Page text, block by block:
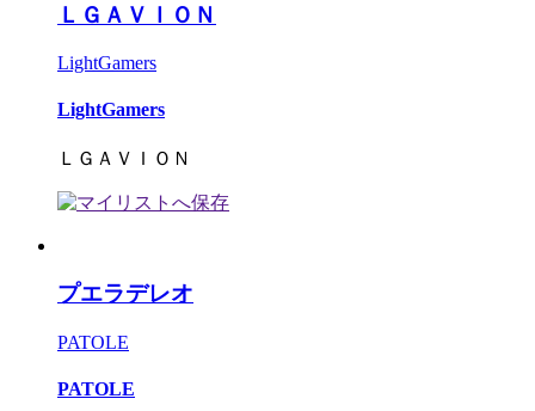
ＬＧＡＶＩＯＮ
LightGamers
LightGamers
ＬＧＡＶＩＯＮ
プエラデレオ
PATOLE
PATOLE